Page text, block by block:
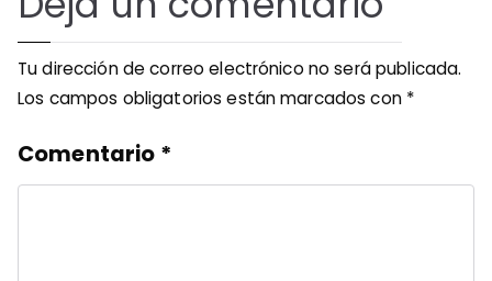
Tu dirección de correo electrónico no será publicada.
Los campos obligatorios están marcados con *
Comentario *